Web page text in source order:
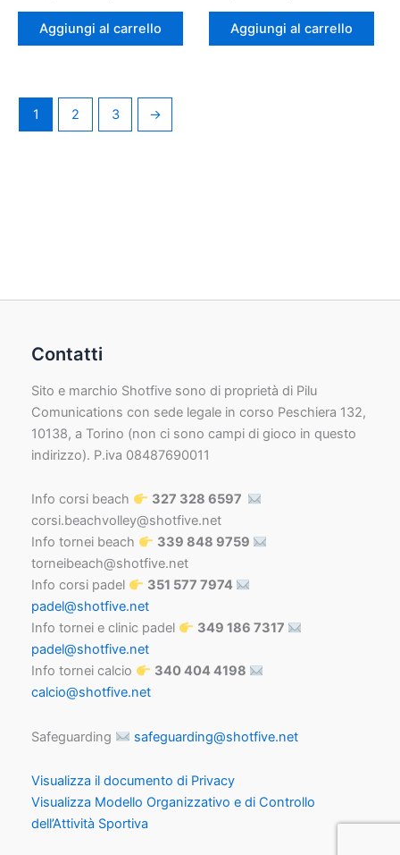
Aggiungi al carrello Aggiungi al carrello
1 2 3 →
Contatti
Sito e marchio Shotfive sono di proprietà di Pilu
Comunications con sede legale in corso Peschiera 132,
10138, a Torino (non ci sono campi di gioco in questo
indirizzo). P.iva 08487690011
Info corsi beach
327 328 6597
corsi.beachvolley@shotfive.net
Info tornei beach
339 848 9759
torneibeach@shotfive.net
Info corsi padel
351 577 7974
padel@shotfive.net
Info tornei e clinic padel
349 186 7317
padel@shotfive.net
Info tornei calcio
340 404 4198
calcio@shotfive.net
Safeguarding safeguarding@shotfive.net
Visualizza il documento di Privacy
Visualizza Modello Organizzativo e di Controllo
dell’Attività Sportiva